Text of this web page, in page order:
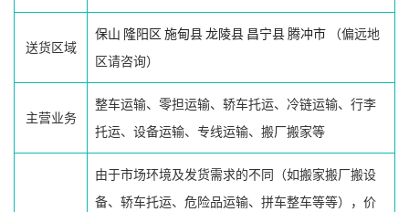
送货区域
保山 隆阳区 施甸县龙陵县 昌宁县 腾冲市 （偏远地
区请咨询）
主营业务
整车运输、零担运输、轿车托运、冷链运输、行李
托运、设备运输、专线运输、搬厂搬家等
由于市场环境及发货需求的不同（如搬家搬厂搬设
备、轿车托运、危险品运输、拼车整车等等），价